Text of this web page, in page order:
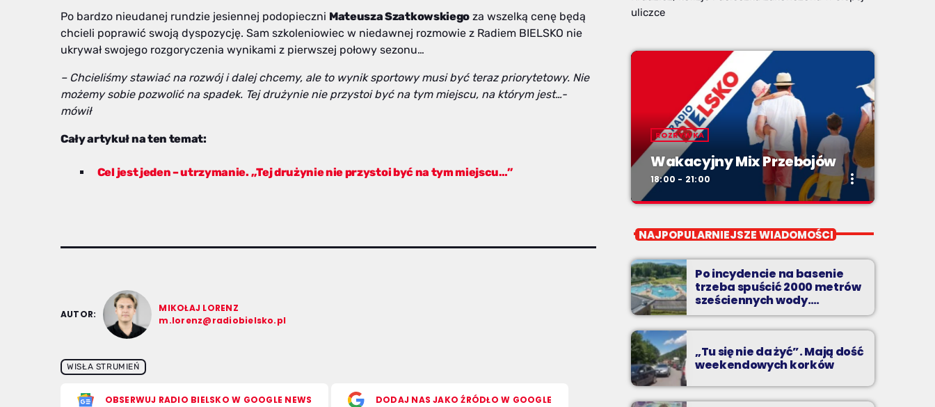
Po bardzo nieudanej rundzie jesiennej podopieczni Mateusza Szatkowskiegoza wszelką cenę będą
chcieli poprawić swoją dyspozycję. Sam szkoleniowiec w niedawnej rozmowie z Radiem BIELSKO nie
ukrywał swojego rozgoryczenia wynikami z pierwszej połowy sezonu…
– Chcieliśmy stawiać na rozwój i dalej chcemy, ale to wynik sportowy musi być teraz priorytetowy. Nie
możemy sobie pozwolić na spadek. Tej drużynie nie przystoi być na tym miejscu, na którym jest…-
mówił
Cały artykuł na ten temat:
Cel jest jeden – utrzymanie. „Tej drużynie nie przystoi być na tym miejscu…”
AUTOR:
MIKOŁAJ LORENZ
m.lorenz@radiobielsko.pl
WISŁA STRUMIEŃ
OBSERWUJ RADIO BIELSKO W GOOGLE NEWS DODAJ NAS JAKO ŹRÓDŁO W GOOGLE
uliczce
ROZRYWKA
Wakacyjny Mix Przebojów
18:00 - 21:00 more_vert
Wakacyjny Mix Przebojów
to najgorętsze hity lata, muzyczne plażowe
perełki, wspomnienia letnich przebojów,
nowości i premiery oraz Wasze pozdrowienia
z wakacji!
NAJPOPULARNIEJSZE WIADOMOŚCI
Po incydencie na basenie
trzeba spuścić 2000 metrów
sześciennych wody.
„Ogromne koszty i ogromna
praca”
„Tu się nie da żyć”. Mają dość
weekendowych korków